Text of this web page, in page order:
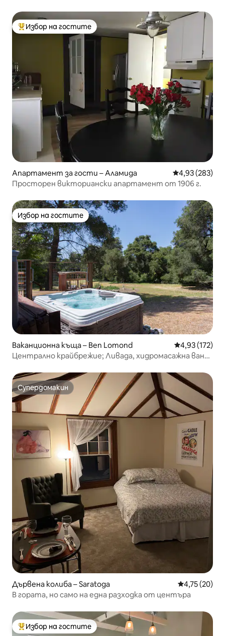
Най-популярен избор на гостите
Избор на гостите
Апартамент за гости – Аламида Средна
4,93 (283)
Просторен викториански апартамент от 1906 г.
Избор на гостите
Избор на гостите
Ваканционна къща – Ben Lomond Средна
4,93 (172)
Централно крайбрежие; Ливада, хидромасажна вана,
Супердомакин
Супердомакин
Дървена колиба – Saratoga Средна
4,75 (20)
В гората, но само на една разходка от центъра
Най-популярен избор на гостите
Избор на гостите